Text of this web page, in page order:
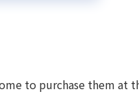
to purchase them at